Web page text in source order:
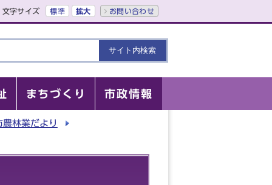
文字サイズ 標準 拡大 お問い合わせ
まちづくり 市政情報
農林業だより